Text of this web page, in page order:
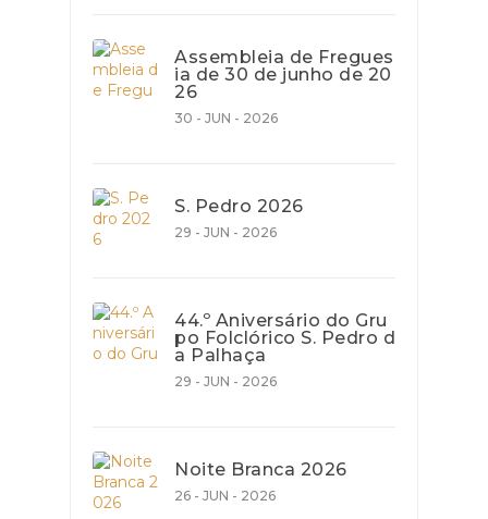
Assembleia de Fregues
ia de 30 de junho de 20
26
30 - JUN - 2026
S. Pedro 2026
29 - JUN - 2026
44.º Aniversário do Gru
po Folclórico S. Pedro d
a Palhaça
29 - JUN - 2026
Noite Branca 2026
26 - JUN - 2026